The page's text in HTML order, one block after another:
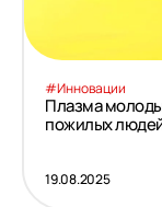
#Инновации
Плазма
пожилых
19.08.2025